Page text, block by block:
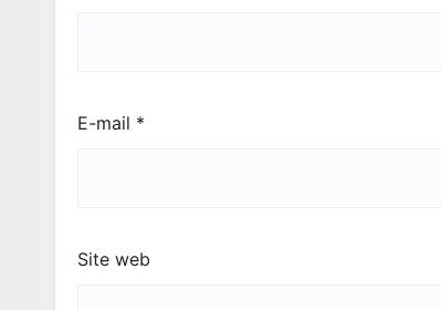
E-mail *
Site web